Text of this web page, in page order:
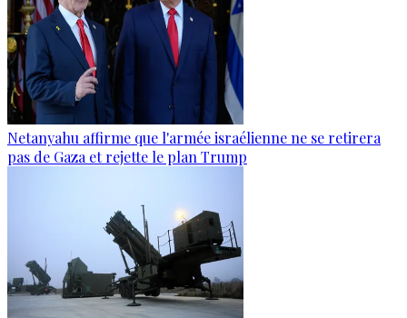
Netanyahu affirme que l'armée israélienne ne se retirera
pas de Gaza et rejette le plan Trump